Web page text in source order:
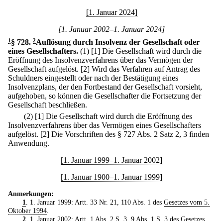
[1. Januar 2024]
[1. Januar 2002–1. Januar 2024]
1 § 728. 2Auflösung durch Insolvenz der Gesellschaft oder
eines Gesellschafters. (1) [1] Die Gesellschaft wird durch die
Eröffnung des Insolvenzverfahrens über das Vermögen der
Gesellschaft aufgelöst. [2] Wird das Verfahren auf Antrag des
Schuldners eingestellt oder nach der Bestätigung eines
Insolvenzplans, der den Fortbestand der Gesellschaft vorsieht,
aufgehoben, so können die Gesellschafter die Fortsetzung der
Gesellschaft beschließen.
(2) [1] Die Gesellschaft wird durch die Eröffnung des
Insolvenzverfahrens über das Vermögen eines Gesellschafters
aufgelöst. [2] Die Vorschriften des § 727 Abs. 2 Satz 2, 3 finden
Anwendung.
[1. Januar 1999–1. Januar 2002]
[1. Januar 1900–1. Januar 1999]
Anmerkungen:
1. 1. Januar 1999: Artt. 33 Nr. 21, 110 Abs. 1 des Gesetzes vom 5.
Oktober 1994.
2. 1. Januar 2002: Artt. 1 Abs. 2 S. 3, 9 Abs. 1 S. 3 des Gesetzes